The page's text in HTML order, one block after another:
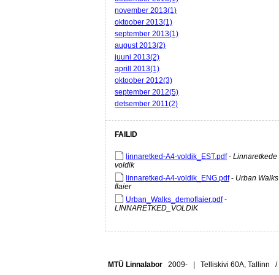
november 2013(1)
oktoober 2013(1)
september 2013(1)
august 2013(2)
juuni 2013(2)
aprill 2013(1)
oktoober 2012(3)
september 2012(5)
detsember 2011(2)
FAILID
linnaretked-A4-voldik_EST.pdf- Linnaretkede
voldik
linnaretked-A4-voldik_ENG.pdf- Urban Walks
flaier
Urban_Walks_demoflaier.pdf-
LINNARETKED_VOLDIK
MTÜ Linnalabor 2009- | Telliskivi 60A, Tallinn /